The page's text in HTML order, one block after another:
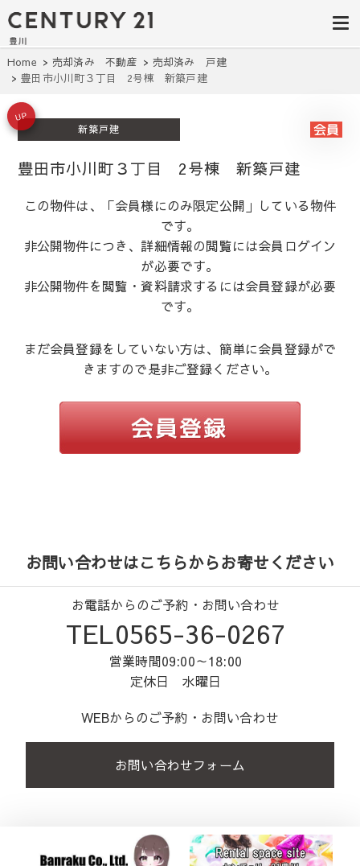
豊田市の中古
住宅・土地・
リノベ物件探
し｜センチュ
リー21豊川
建て・土地探しはセンチュリー21豊
川へ。豊田市内の最新物件情報を随
時更新中！駅近、建築条件無し、ペ
ット可、学区別など、お客様のこだ
わり条件に合わせて理想の物件を簡
Home 売却済み 不動産
売却済み 戸建
豊田市小川町３丁目 2号棟 新築戸建
新築戸建
豊田市小川町３丁目 2号棟 新築戸建
UP
この物件は、「会員様にのみ限定公開」している物件
です。
非公開物件につき、詳細情報の閲覧には会員ログイン
が必要です。
非公開物件を閲覧・資料請求するには会員登録が必要
です。
まだ会員登録をしていない方は、簡単に会員登録がで
きますので是非ご登録ください。
お問い合わせはこちらからお寄せください
お電話からのご予約・お問い合わせ
TEL0565-36-0267
営業時間09:00～18:00
定休日 水曜日
WEBからのご予約・お問い合わせ
お問い合わせフォーム